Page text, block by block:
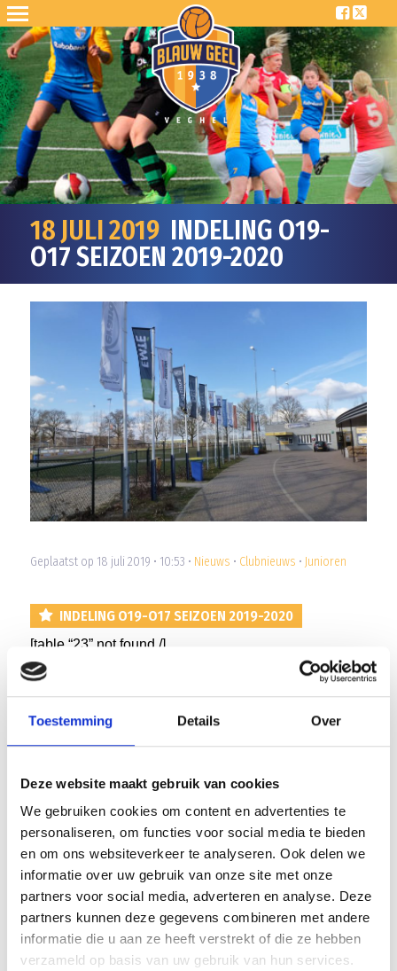
Toestemming Details Over
Deze website maakt gebruik van cookies
We gebruiken cookies om content en advertenties te
personaliseren, om functies voor social media te bieden
en om ons websiteverkeer te analyseren. Ook delen we
informatie over uw gebruik van onze site met onze
partners voor social media, adverteren en analyse. Deze
partners kunnen deze gegevens combineren met andere
informatie die u aan ze heeft verstrekt of die ze hebben
verzameld op basis van uw gebruik van hun services.
18 JULI 2019INDELING O19-
O17 SEIZOEN 2019-2020
Geplaatst op 18 juli 2019 • 10:53 • Nieuws • Clubnieuws • Junioren
INDELING O19-O17 SEIZOEN 2019-2020
[table “23” not found /]
Array
Twitter
Pupillenkamp Blauw Geel’38 opnieuw groot succes!
Competitie indeling Senioren en Dames 2019-2020
AANMELDEN LID